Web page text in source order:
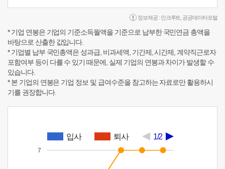
정보제공 : 인크루트 공공데이터포털
* 기업 연봉은 기업의 기준소득월액을 기준으로 납부한 국민연금 총액을
바탕으로 산출한 값입니다.
* 기업별 납부 국민총액은 성과급, 비과세액, 기간제, 시간제, 계약직근로자
포함여부 등이 다를 수 있기 때문에, 실제 기업의 연봉과 차이가 발생할 수
있습니다.
* 본 기업의 연봉은 기업 정보 및 급여수준을 참고하는 자료로만 활용하시
기를 권장합니다.
입사 퇴사 1/2
7